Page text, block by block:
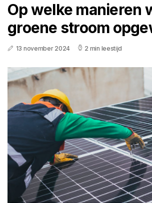
Op welke manieren
groene stroom
13 november 2024 2 min leestijd